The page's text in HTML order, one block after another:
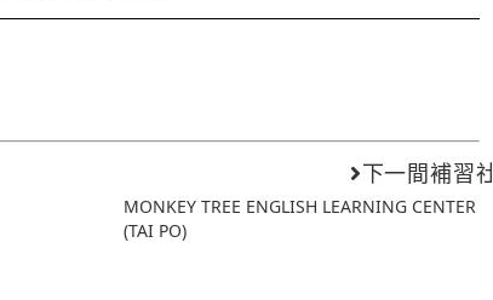
下一間補習社
MONKEY TREE ENGLISH LEARNING CENTER
(TAI PO)